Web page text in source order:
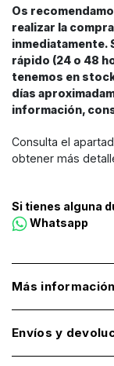
Os
realizar la
inmediatamente.
rápido (24 o 48
tenemos en
días
información,
Consulta el
obtener más
Si tienes alguna
Whatsapp
Más información
Envíos y